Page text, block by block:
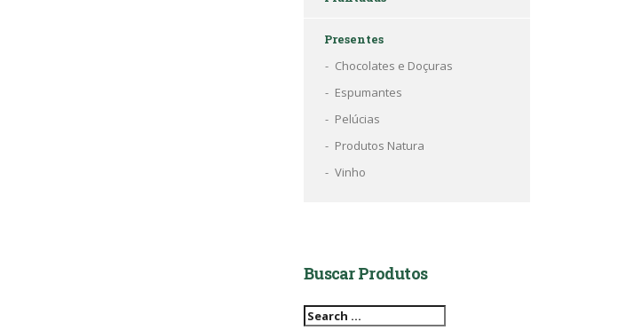
Presentes
Chocolates e Doçuras
Espumantes
Pelúcias
Produtos Natura
Vinho
Buscar Produtos
Pesquisar